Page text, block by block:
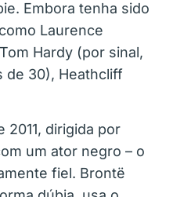
Embora tenha sido
Laurence
Hardy (por sinal,
de 30), Heathcliff
2011, dirigida por
um ator negro – o
fiel. Brontë